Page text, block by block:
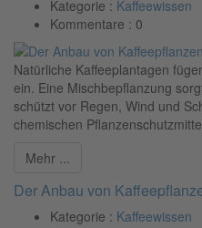
Kategorie : Kaffeewissen
Kommentare : 0
Natürliche Kaffeeplantagen
ein. Eine Mischbepflanzung
schützt vor Regen, Wind und
chemischen
Mehr ...
Der Anbau von
Kategorie : Kaffeewissen